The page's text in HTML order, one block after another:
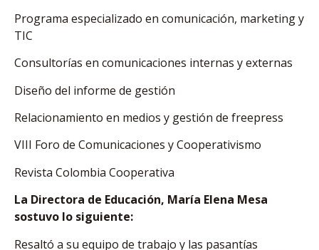
Programa especializado en comunicación, marketing y
TIC
Consultorías en comunicaciones internas y externas
Diseño del informe de gestión
Relacionamiento en medios y gestión de freepress
VIII Foro de Comunicaciones y Cooperativismo
Revista Colombia Cooperativa
La Directora de Educación, María Elena Mesa
sostuvo lo siguiente:
Resaltó a su equipo de trabajo y las pasantías